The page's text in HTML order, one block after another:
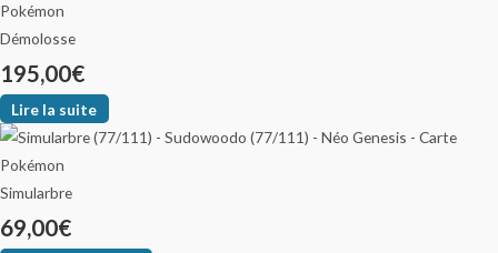
Démolosse
195,00€
Lire la suite
Simularbre
69,00€